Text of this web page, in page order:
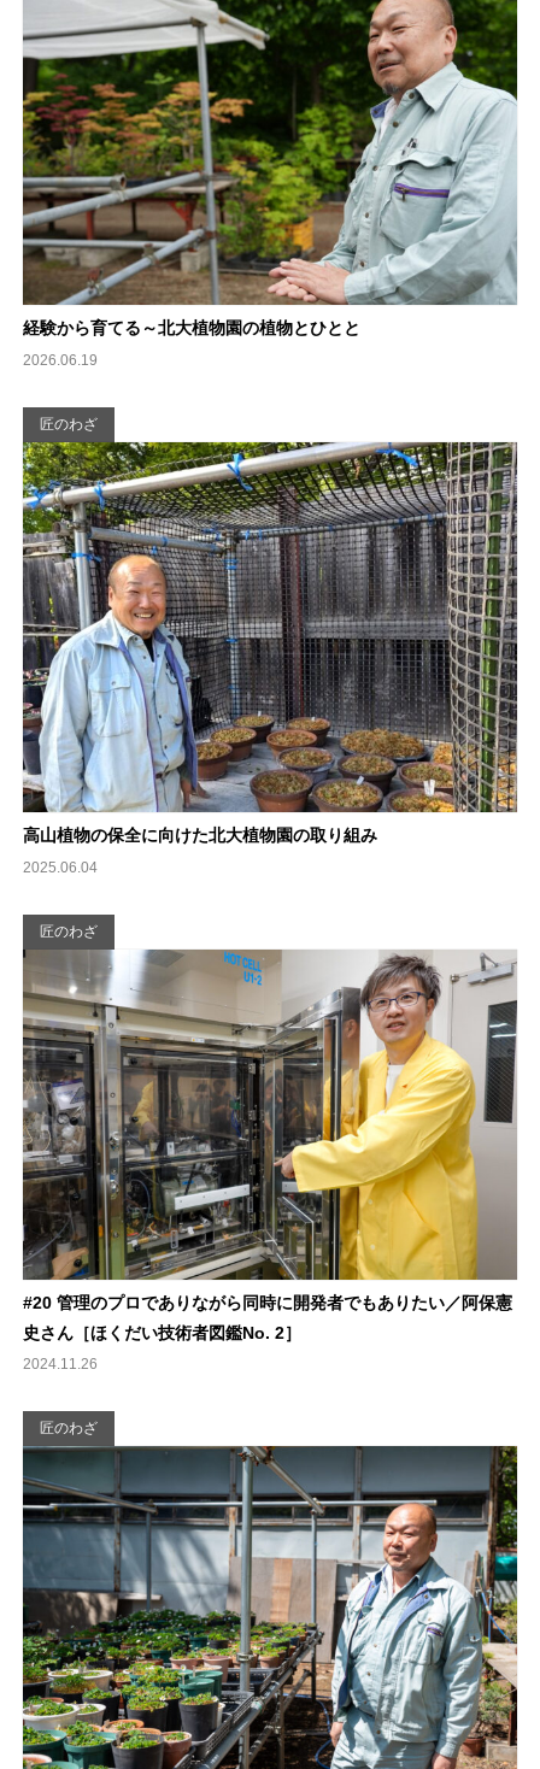
経験から育てる～北大植物園の植物とひとと
2026.06.19
匠のわざ
高山植物の保全に向けた北大植物園の取り組み
2025.06.04
匠のわざ
#20 管理のプロでありながら同時に開発者でもありたい／阿保憲
史さん［ほくだい技術者図鑑No. 2］
2024.11.26
匠のわざ